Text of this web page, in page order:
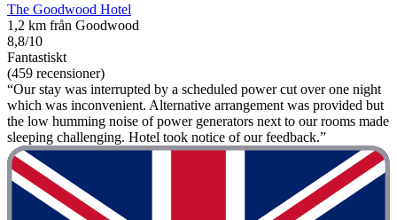
The Goodwood Hotel
1,2 km från Goodwood
8,8/10
Fantastiskt
(459 recensioner)
“Our stay was interrupted by a scheduled power cut over one night
which was inconvenient. Alternative arrangement was provided but
the low humming noise of power generators next to our rooms made
sleeping challenging. Hotel took notice of our feedback.”